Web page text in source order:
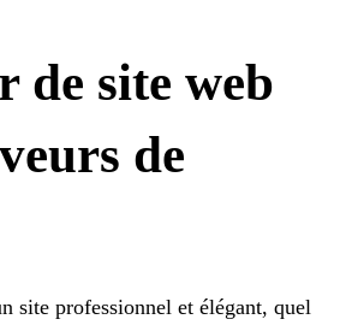
de site web
de
site professionnel et élégant, quel